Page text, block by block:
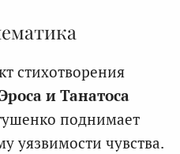
стихотворения
Эроса и Танатоса
поднимает
уязвимости чувства.